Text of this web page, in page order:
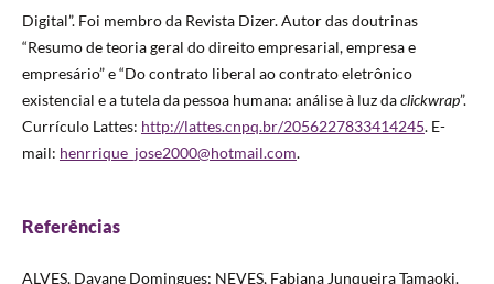
Digital”. Foi membro da Revista Dizer. Autor das doutrinas
“Resumo de teoria geral do direito empresarial, empresa e
empresário” e “Do contrato liberal ao contrato eletrônico
existencial e a tutela da pessoa humana: análise à luz daclickwrap”.
Currículo Lattes: http://lattes.cnpq.br/2056227833414245. E-
mail: henrrique_jose2000@hotmail.com.
Referências
ALVES, Dayane Domingues; NEVES, Fabiana Junqueira Tamaoki.